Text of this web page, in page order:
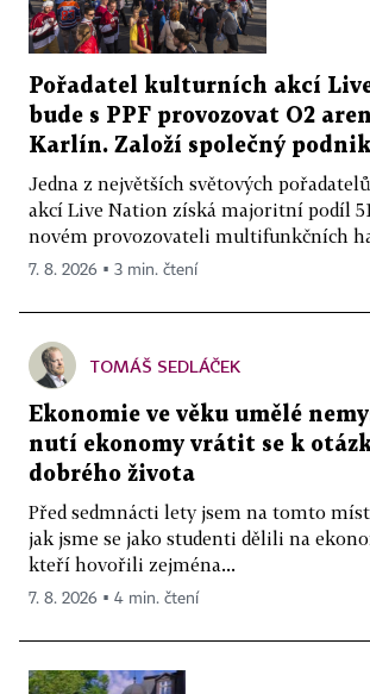
Pořadatel kulturních akcí
bude s PPF provozovat O2
Karlín. Založí společný podnik
Jedna z největších světových
akcí Live Nation získá majoritní podíl
novém provozovateli multifunkčních
7. 8. 2026 ▪ 3 min. čtení
TOMÁŠ SEDLÁČEK
Ekonomie ve věku umělé
nutí ekonomy vrátit se k
dobrého života
Před sedmnácti lety jsem na tomto
jak jsme se jako studenti dělili na
kteří hovořili zejména...
7. 8. 2026 ▪ 4 min. čtení